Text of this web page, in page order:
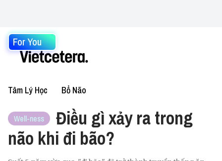
For You
Tâm Lý Học Bổ Não
Well-ness
Điều gì xảy ra trong
não khi đi bão?